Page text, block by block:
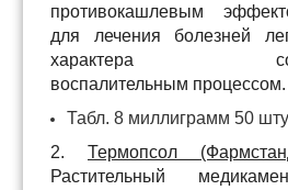
противокашлевым
для лечения болезней
характера
воспалительным процессом.
Табл. 8 миллиграмм 50
2. Термопсол
Растительный